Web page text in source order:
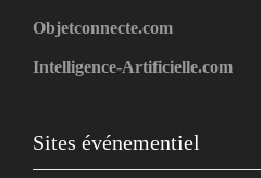
Objetconnecte.com
Intelligence-Artificielle.com
Sites événementiel